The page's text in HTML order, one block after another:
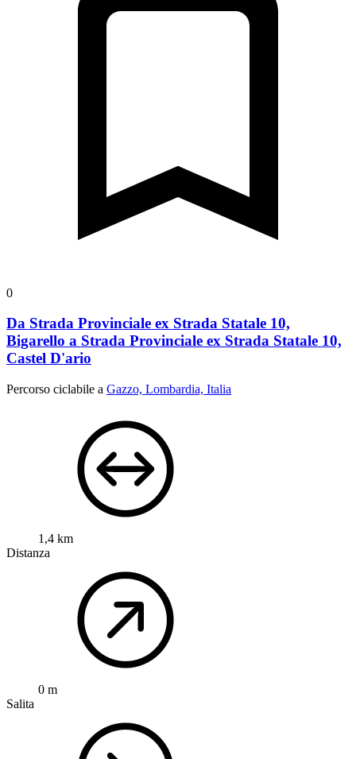
0
Da Strada Provinciale ex Strada Statale 10,
Bigarello a Strada Provinciale ex Strada Statale 10,
Castel D'ario
Percorso ciclabile a Gazzo, Lombardia, Italia
1,4 km
Distanza
0 m
Salita